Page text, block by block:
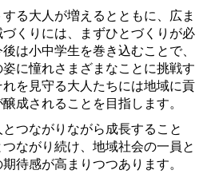
る大人が増えるとともに、広ま
くりには、まずひとづくりが必
は小中学生を巻き込むことで、
に憧れさまざまなことに挑戦す
を見守る大人たちには地域に貢
成されることを目指します。
つながりながら成長すること
ながり続け、地域社会の一員と
待感が高まりつつあります。